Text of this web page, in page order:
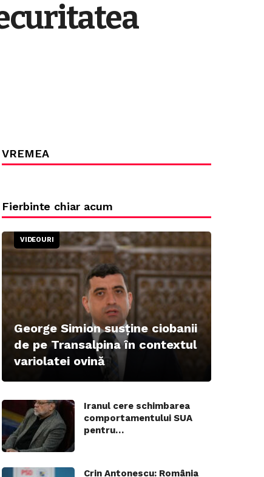
VREMEA
Fierbinte chiar acum
VIDEOURI
George Simion susține ciobanii
de pe Transalpina în contextul
variolatei ovină
Iranul cere schimbarea
comportamentului SUA
pentru…
Crin Antonescu: România